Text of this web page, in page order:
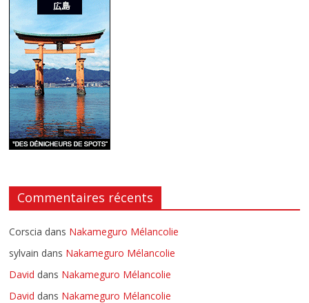
Commentaires récents
Corscia dans Nakameguro Mélancolie
sylvain dans Nakameguro Mélancolie
David dans Nakameguro Mélancolie
David dans Nakameguro Mélancolie